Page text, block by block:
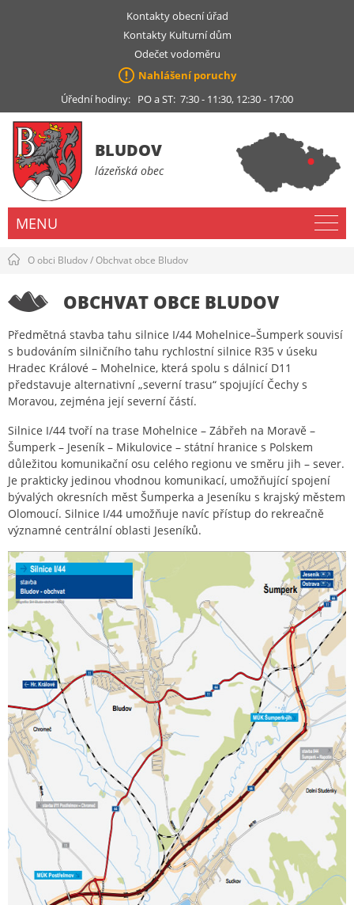
Kontakty obecní úřad
Kontakty Kulturní dům
Odečet vodoměru
Nahlášení poruchy
Úřední hodiny: PO a ST: 7:30 - 11:30, 12:30 - 17:00
BLUDOV
lázeňská obec
MENU
O obci Bludov/Obchvat obce Bludov
OBCHVAT OBCE BLUDOV
Předmětná stavba tahu silnice I/44 Mohelnice–Šumperk souvisí
s budováním silničního tahu rychlostní silnice R35 v úseku
Hradec Králové – Mohelnice, která spolu s dálnicí D11
představuje alternativní „severní trasu“ spojující Čechy s
Moravou, zejména její severní částí.
Silnice I/44 tvoří na trase Mohelnice – Zábřeh na Moravě –
Šumperk – Jeseník – Mikulovice – státní hranice s Polskem
důležitou komunikační osu celého regionu ve směru jih – sever.
Je prakticky jedinou vhodnou komunikací, umožňující spojení
bývalých okresních měst Šumperka a Jeseníku s krajský městem
Olomoucí. Silnice I/44 umožňuje navíc přístup do rekreačně
významné centrální oblasti Jeseníků.